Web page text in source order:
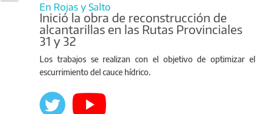
En Rojas y Salto
Inició la obra de reconstrucción de
alcantarillas en las Rutas Provinciales
31 y 32
Los trabajos se realizan con el objetivo de optimizar el
escurrimiento del cauce hídrico.